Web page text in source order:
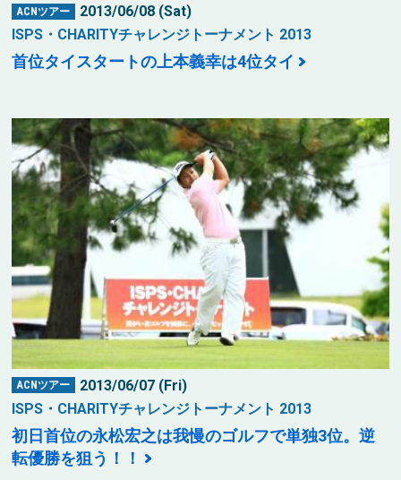
ACNツアー
2013/06/08 (Sat)
ISPS・CHARITYチャレンジトーナメント 2013
首位タイスタートの上本義幸は4位タイ
ACNツアー
2013/06/07 (Fri)
ISPS・CHARITYチャレンジトーナメント 2013
初日首位の永松宏之は我慢のゴルフで単独3位。逆
転優勝を狙う！！